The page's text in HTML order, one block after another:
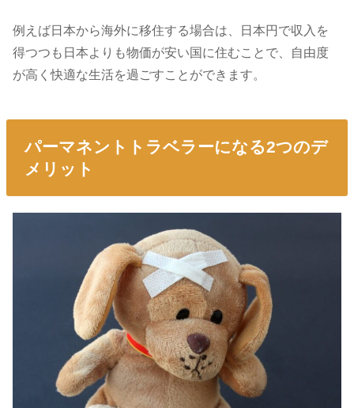
例えば日本から海外に移住する場合は、日本円で収入を
得つつも日本よりも物価が安い国に住むことで、自由度
が高く快適な生活を過ごすことができます。
パーマネントトラベラーになる2つのデ
メリット